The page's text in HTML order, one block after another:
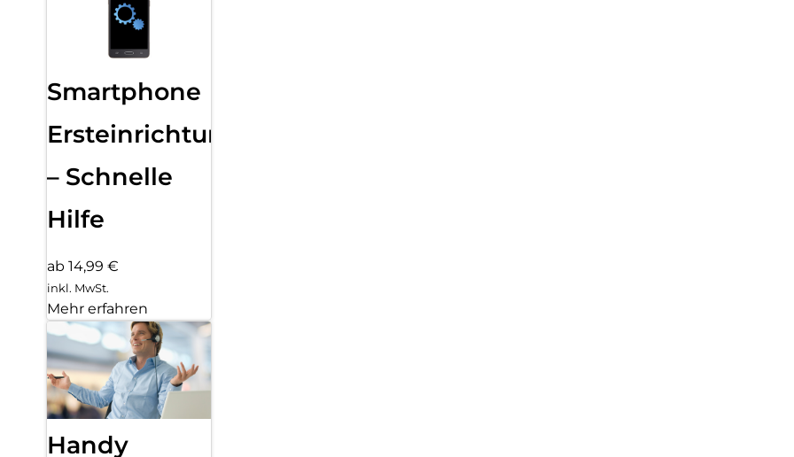
Smartphone
Ersteinrichtung
– Schnelle
Hilfe
ab 14,99 €
inkl. MwSt.
Mehr erfahren
Handy